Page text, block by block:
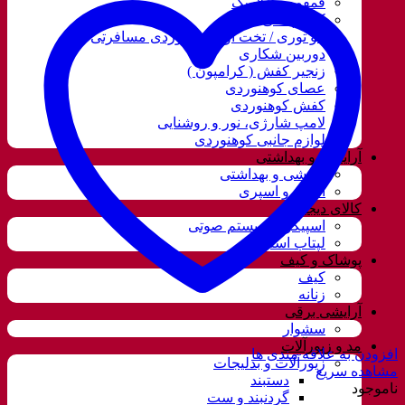
کوله پشتی
ننو توری / تخت آویز کوهنوردی مسافرتی
دوربین شکاری
زنجیر کفش ( کرامپون )
عصای کوهنوردی
کفش کوهنوردی
لامپ شارژی، نور و روشنایی
لوازم جانبی کوهنوردی
آرایشی و بهداشتی
آرایشی و بهداشتی
ادکلن و اسپری
کالای دیجیتال
اسپیکر و سیستم صوتی
لپتاب استوک
پوشاک و کیف
کیف
زنانه
آرایشی برقی
سشوار
مد و زیورآلات
زیورآلات و بدلیجات
دستبند
گردنبند و ست
افزودن به علاقه مندی ها
مشاهده سریع
ناموجود